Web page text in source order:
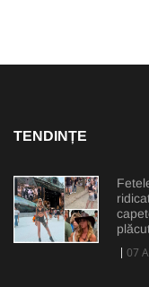
TENDINȚE
07